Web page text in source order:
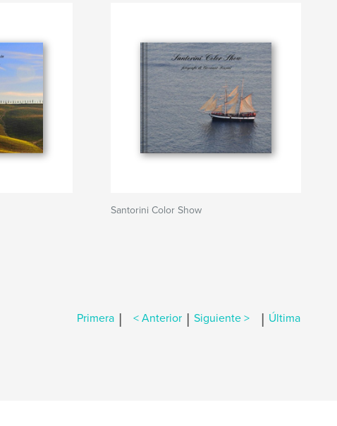
Santorini Color Show
Primera | < Anterior | Siguiente > | Última